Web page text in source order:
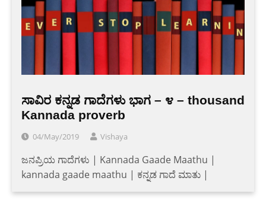
ಸಾವಿರ ಕನ್ನಡ ಗಾದೆಗಳು ಭಾಗ – ೪ – thousand
Kannada proverb
04/May/2019 Vishaya
ಜನಪ್ರಿಯ ಗಾದೆಗಳು | Kannada Gaade Maathu |
kannada gaade maathu | ಕನ್ನಡ ಗಾದೆ ಮಾತು |